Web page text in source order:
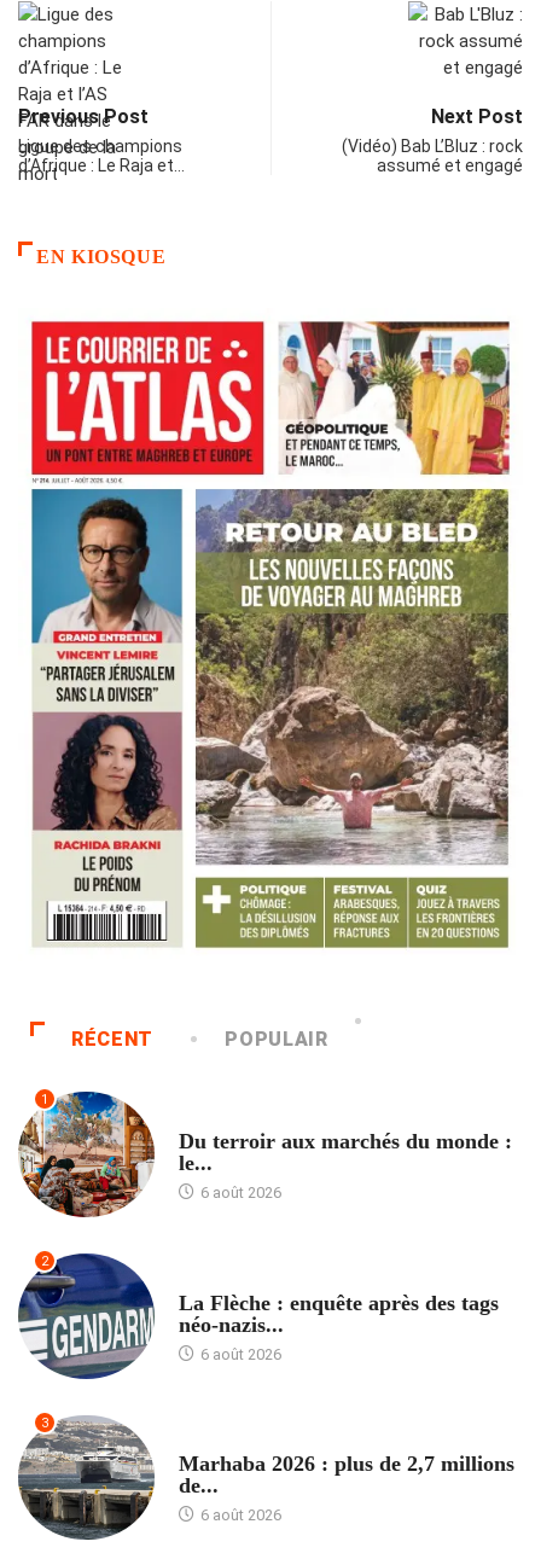
Previous Post
Ligue des champions
d’Afrique : Le Raja et…
Next Post
(Vidéo) Bab L’Bluz : rock
assumé et engagé
EN KIOSQUE
RÉCENT POPULAIR
1
Du terroir aux marchés du monde :
le...
6 août 2026
2
La Flèche : enquête après des tags
néo-nazis...
6 août 2026
3
Marhaba 2026 : plus de 2,7 millions
de...
6 août 2026